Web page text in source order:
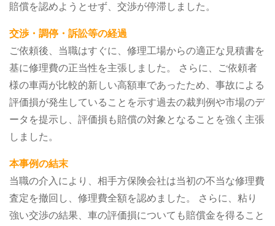
賠償を認めようとせず、交渉が停滞しました。
交渉・調停・訴訟等の経過
ご依頼後、当職はすぐに、修理工場からの適正な見積書を
基に修理費の正当性を主張しました。
さらに、ご依頼者
様の車両が比較的新しい高額車であったため、事故による
評価損が発生していることを示す過去の裁判例や市場のデ
ータを提示し、評価損も賠償の対象となることを強く主張
しました。
本事例の結末
当職の介入により、相手方保険会社は当初の不当な修理費
査定を撤回し、修理費全額を認めました。
さらに、粘り
強い交渉の結果、車の評価損についても賠償金を得ること